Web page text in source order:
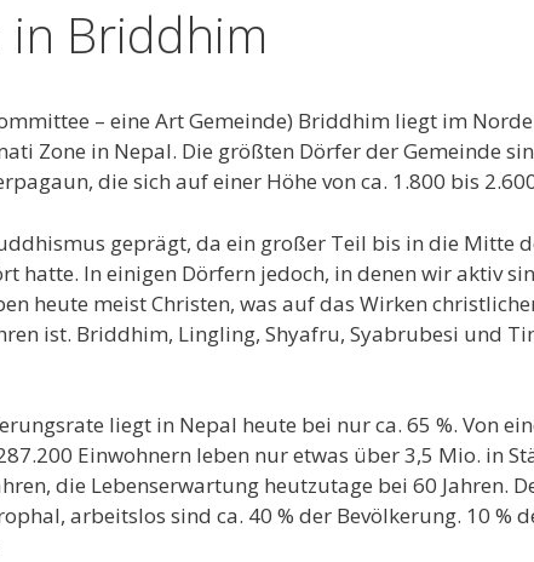
in Briddhim
– eine Art Gemeinde) Briddhim liegt im
Zone in Nepal. Die größten Dörfer der Gemeinde
die sich auf einer Höhe von ca. 1.800 bis
geprägt, da ein großer Teil bis in die Mitte
hatte. In einigen Dörfern jedoch, in denen wir aktiv
heute meist Christen, was auf das Wirken
ist. Briddhim, Lingling, Shyafru, Syabrubesi und
liegt in Nepal heute bei nur ca. 65 %. Von
Einwohnern leben nur etwas über 3,5 Mio. in
die Lebenserwartung heutzutage bei 60 Jahren.
arbeitslos sind ca. 40 % der Bevölkerung. 10 %